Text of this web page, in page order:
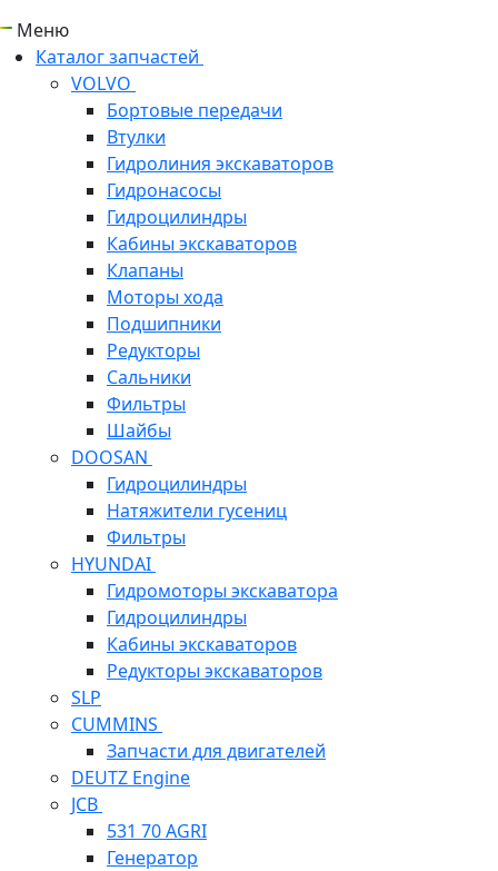
Меню
Каталог запчастей
VOLVO
Бортовые передачи
Втулки
Гидролиния экскаваторов
Гидронасосы
Гидроцилиндры
Кабины экскаваторов
Клапаны
Моторы хода
Подшипники
Редукторы
Сальники
Фильтры
Шайбы
DOOSAN
Гидроцилиндры
Натяжители гусениц
Фильтры
HYUNDAI
Гидромоторы экскаватора
Гидроцилиндры
Кабины экскаваторов
Редукторы экскаваторов
SLP
CUMMINS
Запчасти для двигателей
DEUTZ Engine
JCB
531 70 AGRI
Генератор